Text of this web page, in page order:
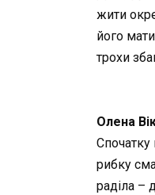
жити
його
трохи
Олена
Спочатку
рибку
раділа –